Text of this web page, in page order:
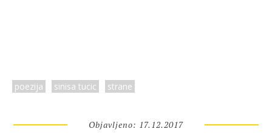
poezija sinisa tucic strane
Objavljeno: 17.12.2017